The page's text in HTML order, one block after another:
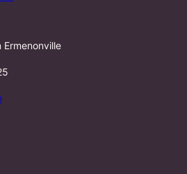
Ermenonville